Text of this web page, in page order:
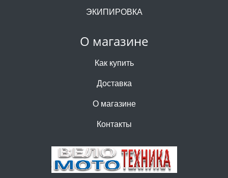
О магазине
Как купить
Доставка
О магазине
Контакты
ЭКИПИРОВКА